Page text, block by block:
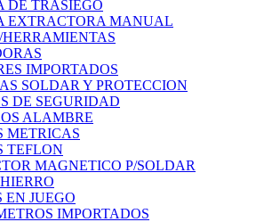
DE TRASIEGO
EXTRACTORA MANUAL
HERRAMIENTAS
IMPORTADOS
SOLDAR Y PROTECCION
DE SEGURIDAD
ALAMBRE
METRICAS
TEFLON
MAGNETICO P/SOLDAR
EN JUEGO
IMPORTADOS